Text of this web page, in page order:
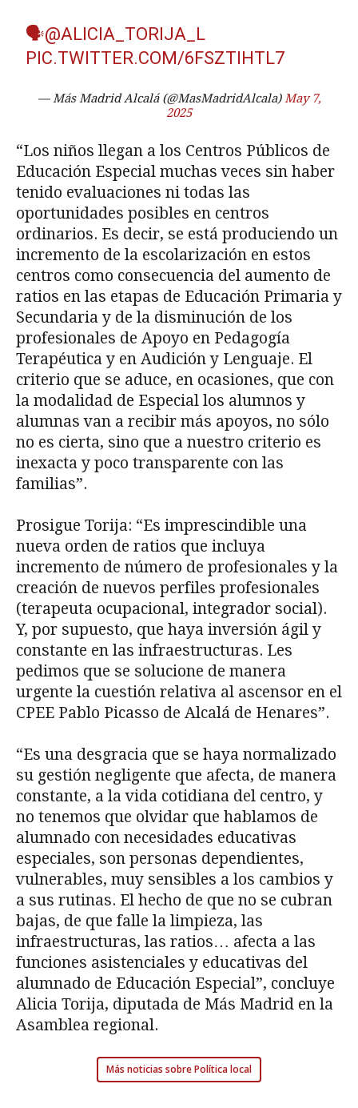
🗣@ALICIA_TORIJA_L
PIC.TWITTER.COM/6FSZTIHTL7
— Más Madrid Alcalá (@MasMadridAlcala)May 7,
2025
“Los niños llegan a los Centros Públicos de
Educación Especial muchas veces sin haber
tenido evaluaciones ni todas las
oportunidades posibles en centros
ordinarios. Es decir, se está produciendo un
incremento de la escolarización en estos
centros como consecuencia del aumento de
ratios en las etapas de Educación Primaria y
Secundaria y de la disminución de los
profesionales de Apoyo en Pedagogía
Terapéutica y en Audición y Lenguaje. El
criterio que se aduce, en ocasiones, que con
la modalidad de Especial los alumnos y
alumnas van a recibir más apoyos, no sólo
no es cierta, sino que a nuestro criterio es
inexacta y poco transparente con las
familias”.
Prosigue Torija: “Es imprescindible una
nueva orden de ratios que incluya
incremento de número de profesionales y la
creación de nuevos perfiles profesionales
(terapeuta ocupacional, integrador social).
Y, por supuesto, que haya inversión ágil y
constante en las infraestructuras. Les
pedimos que se solucione de manera
urgente la cuestión relativa al ascensor en el
CPEE Pablo Picasso de Alcalá de Henares”.
“Es una desgracia que se haya normalizado
su gestión negligente que afecta, de manera
constante, a la vida cotidiana del centro, y
no tenemos que olvidar que hablamos de
alumnado con necesidades educativas
especiales, son personas dependientes,
vulnerables, muy sensibles a los cambios y
a sus rutinas. El hecho de que no se cubran
bajas, de que falle la limpieza, las
infraestructuras, las ratios… afecta a las
funciones asistenciales y educativas del
alumnado de Educación Especial”, concluye
Alicia Torija, diputada de Más Madrid en la
Asamblea regional.
Más noticias sobre Política local